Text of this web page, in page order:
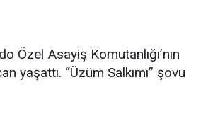
Özel Asayiş Komutanlığı’nın
yaşattı. “Üzüm Salkımı” şovu